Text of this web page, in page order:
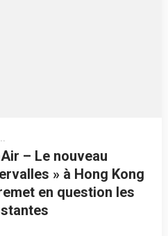
– Le nouveau
» à Hong Kong
en question les